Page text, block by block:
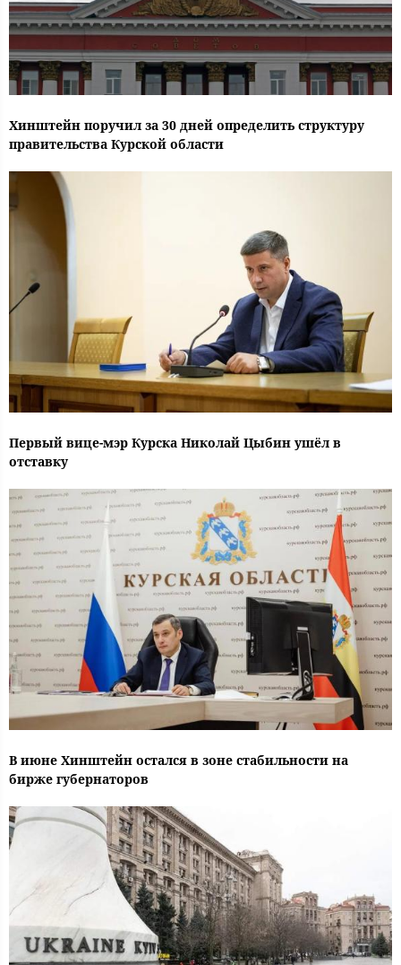
Хинштейн поручил за 30 дней определить структуру
правительства Курской области
Первый вице-мэр Курска Николай Цыбин ушёл в
отставку
В июне Хинштейн остался в зоне стабильности на
бирже губернаторов